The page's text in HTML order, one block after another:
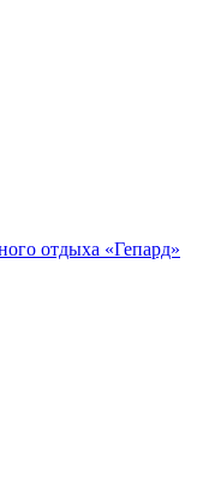
отдыха «Гепард»